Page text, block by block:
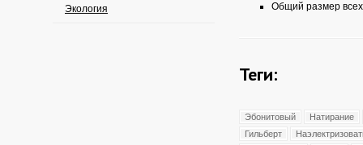
Экология
Общий размер
Теги:
Эбонитовый
Натирание
Гильберт